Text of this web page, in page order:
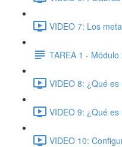
VIDEO 7: Los
TAREA 1 - Módulo
VIDEO 8: ¿Qué
VIDEO 9: ¿Qué
VIDEO 10: